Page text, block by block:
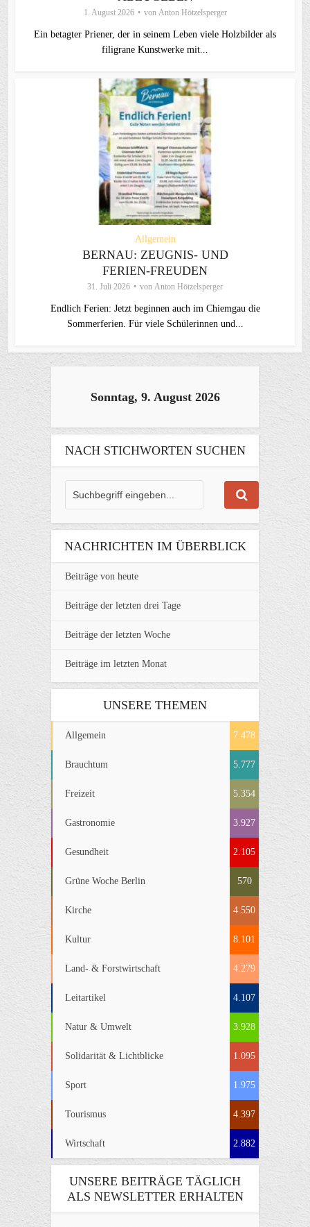
1. August 2026 von Anton Hötzelsperger
Ein betagter Priener, der in seinem Leben viele Holzbilder als
filigrane Kunstwerke mit...
Allgemein
BERNAU: ZEUGNIS- UND
FERIEN-FREUDEN
31. Juli 2026 von Anton Hötzelsperger
Endlich Ferien: Jetzt beginnen auch im Chiemgau die
Sommerferien. Für viele Schülerinnen und...
Sonntag, 9. August 2026
NACH STICHWORTEN SUCHEN
NACHRICHTEN IM ÜBERBLICK
Beiträge von heute
Beiträge der letzten drei Tage
Beiträge der letzten Woche
Beiträge im letzten Monat
UNSERE THEMEN
Allgemein 7.478
Brauchtum 5.777
Freizeit 5.354
Gastronomie 3.927
Gesundheit 2.105
Grüne Woche Berlin 570
Kirche 4.550
Kultur 8.101
Land- & Forstwirtschaft 4.279
Leitartikel 4.107
Natur & Umwelt 3.928
Solidarität & Lichtblicke 1.095
Sport 1.975
Tourismus 4.397
Wirtschaft 2.882
UNSERE BEITRÄGE TÄGLICH
ALS NEWSLETTER ERHALTEN